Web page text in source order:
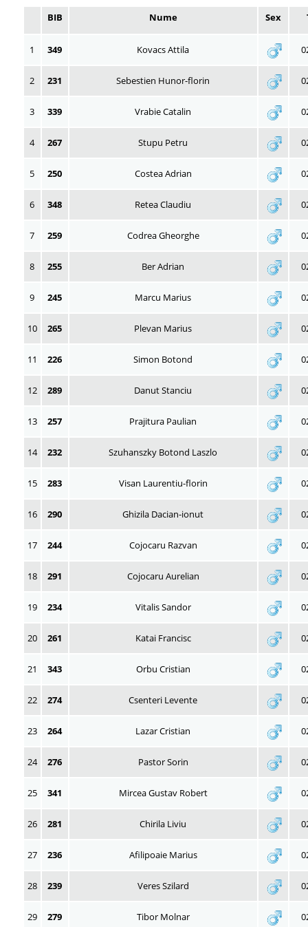
BIB Nume Sex
1 349 Kovacs Attila
2 231 Sebestien Hunor-florin
3 339 Vrabie Catalin
4 267 Stupu Petru
5 250 Costea Adrian
6 348 Retea Claudiu
7 259 Codrea Gheorghe
8 255 Ber Adrian
9 245 Marcu Marius
10 265 Plevan Marius
11 226 Simon Botond
12 289 Danut Stanciu
13 257 Prajitura Paulian
14 232 Szuhanszky Botond Laszlo
15 283 Visan Laurentiu-florin
16 290 Ghizila Dacian-ionut
17 244 Cojocaru Razvan
18 291 Cojocaru Aurelian
19 234 Vitalis Sandor
20 261 Katai Francisc
21 343 Orbu Cristian
22 274 Csenteri Levente
23 264 Lazar Cristian
24 276 Pastor Sorin
25 341 Mircea Gustav Robert
26 281 Chirila Liviu
27 236 Afilipoaie Marius
28 239 Veres Szilard
29 279 Tibor Molnar